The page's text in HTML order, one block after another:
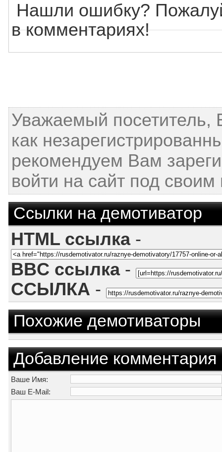
Нашли ошибку?
в комментариях!
Уважаемый посетитель,
как
рекомендуем Вам
войти на сайт под
Ссылки на демотиватор
HTML ссылка-
BBC ссылка-
ССЫЛКА -
Похожие демотиваторы
Добавление комментария
Ваше Имя:
Ваш E-Mail: